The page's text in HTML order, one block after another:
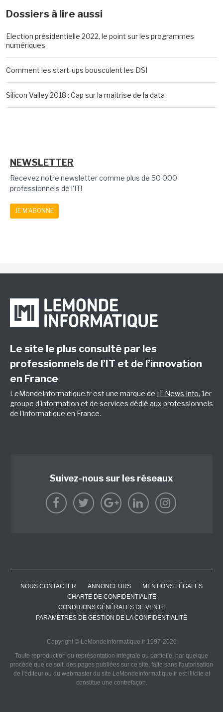
Dossiers à lire aussi
Election présidentielle 2022, le point sur les programmes
numériques
Comment les start-ups bousculent les DSI
Silicon Valley 2018 : Cap sur la maitrise de la data
NEWSLETTER
Recevez notre newsletter comme plus de 50 000
professionnels de l'IT!
JE M'ABONNE
Le site le plus consulté par les
professionnels de l’IT et de l’innovation
en France
LeMondeInformatique.fr est une marque de IT News Info, 1er
groupe d'information et de services dédié aux professionnels
de l'informatique en France.
Suivez-nous sur les réseaux
NOUS CONTACTER ANNONCEURS
MENTIONS LÉGALES
CHARTE DE CONFIDENTIALITÉ
CONDITIONS GÉNÉRALES DE VENTE
PARAMÈTRES DE GESTION DE LA CONFIDENTIALITÉ
Copyright © LeMondeInformatique.fr 1997-2026
Toute reproduction ou représentation intégrale ou partielle, par quelque
procédé que ce soit, des pages publiées sur ce site, faite sans l'autorisation
de l'éditeur ou du webmaster du site LeMondeInformatique.fr est illicite et
constitue une contrefaçon.